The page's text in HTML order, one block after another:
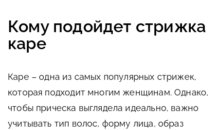
Кому подойдет стрижка
каре
Каре – одна из самых популярных стрижек,
которая подходит многим женщинам. Однако,
чтобы прическа выглядела идеально, важно
учитывать тип волос, форму лица, образ